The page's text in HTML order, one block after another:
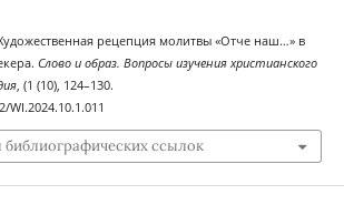
рецепция молитвы «Отче наш…» в
Слово и образ. Вопросы изучения христианского
, (1 (10), 124–130.
ссылок